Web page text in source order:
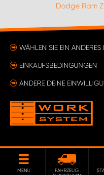
Dodge Ram
WÄHLEN SIE EIN ANDERES
EINKAUFSBEDINGUNGEN
ÄNDERE DEINE
MENÜ
FAHRZEUG